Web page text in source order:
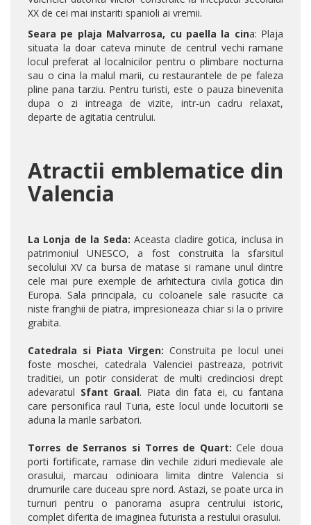
XX de cei mai instariti spanioli ai vremii.
Seara pe plaja Malvarrosa, cu paella la cina: Plaja
situata la doar cateva minute de centrul vechi ramane
locul preferat al localnicilor pentru o plimbare nocturna
sau o cina la malul marii, cu restaurantele de pe faleza
pline pana tarziu. Pentru turisti, este o pauza binevenita
dupa o zi intreaga de vizite, intr-un cadru relaxat,
departe de agitatia centrului.
Atractii emblematice din
Valencia
La Lonja de la Seda: Aceasta cladire gotica, inclusa in
patrimoniul UNESCO, a fost construita la sfarsitul
secolului XV ca bursa de matase si ramane unul dintre
cele mai pure exemple de arhitectura civila gotica din
Europa. Sala principala, cu coloanele sale rasucite ca
niste franghii de piatra, impresioneaza chiar si la o privire
grabita.
Catedrala si Piata Virgen: Construita pe locul unei
foste moschei, catedrala Valenciei pastreaza, potrivit
traditiei, un potir considerat de multi credinciosi drept
adevaratul Sfant Graal. Piata din fata ei, cu fantana
care personifica raul Turia, este locul unde locuitorii se
aduna la marile sarbatori.
Torres de Serranos si Torres de Quart: Cele doua
porti fortificate, ramase din vechile ziduri medievale ale
orasului, marcau odinioara limita dintre Valencia si
drumurile care duceau spre nord. Astazi, se poate urca in
turnuri pentru o panorama asupra centrului istoric,
complet diferita de imaginea futurista a restului orasului.